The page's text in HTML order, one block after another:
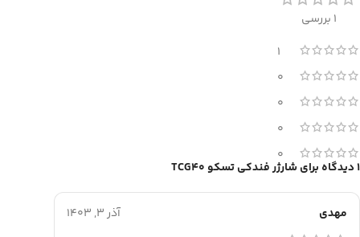
1 بررسی
1
0
0
0
0
1 دیدگاه برای شارژر فندکی تسکو TCG40
مهدی آذر 3, 1403